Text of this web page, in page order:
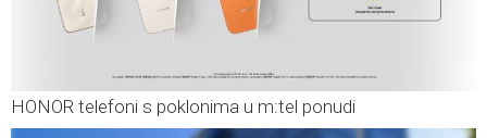
HONOR telefoni s poklonima u m:tel ponudi